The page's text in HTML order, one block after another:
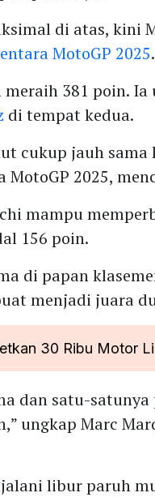
di atas, kini
MotoGP 2025.
381 poin.
di tempat kedua.
cukup jauh sama
MotoGP 2025,
mampu
156 poin.
di papan
menjadi juara
30 Ribu Motor
dan satu-
ungkap Marc
libur paruh